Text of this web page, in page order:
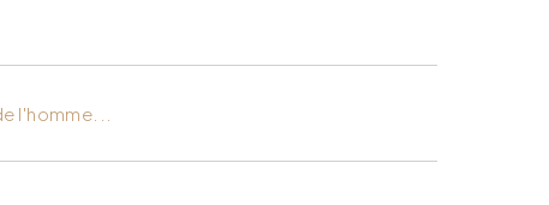
l'homme...